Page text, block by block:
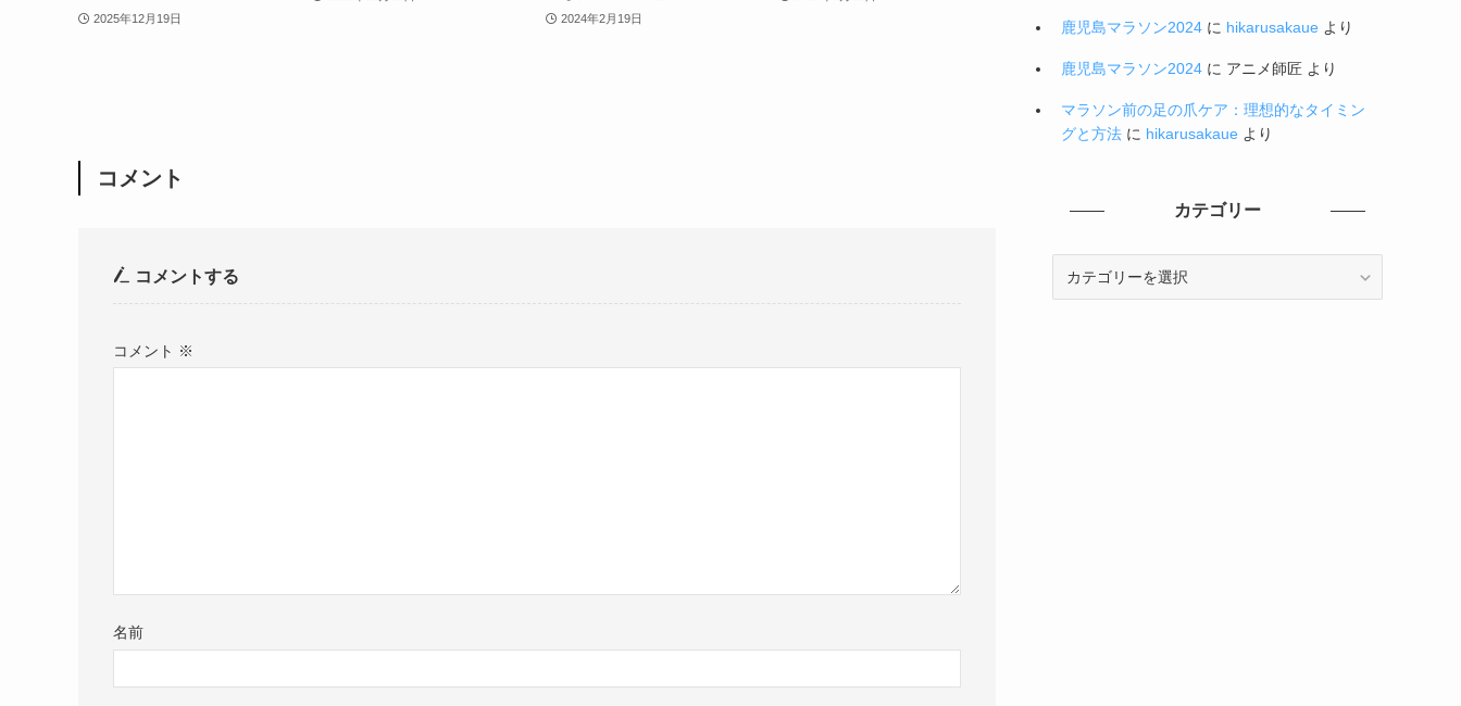
2025年12月19日 2024年2月19日
コメント
コメントする
コメント ※
名前
鹿児島マラソン2024 に hikarusakaue より
鹿児島マラソン2024 に アニメ師匠 より
マラソン前の足の爪ケア：理想的なタイミン
グと方法 に hikarusakaue より
カテゴリー